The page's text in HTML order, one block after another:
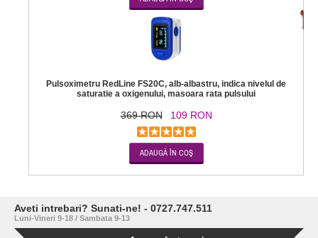
Pulsoximetru RedLine FS20C, alb-albastru, indica nivelul de
saturatie a oxigenului, masoara rata pulsului
369 RON 109 RON
Aveti intrebari? Sunati-ne! - 0727.747.511
Luni-Vineri 9-18 / Sambata 9-13